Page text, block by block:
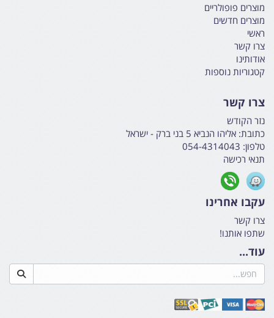
מוצרים פופולריים
מוצרים חדשים
ראשי
צרו קשר
אודותינו
קטגוריות נוספות
צרו קשר
נזר הקודש
כתובת: אליהו הנביא 5 בני ברק - ישראל
טלפון: 054-4314043
תנאי רכישה
עקבו אחרינו
צרו קשר
שתפו אותנו!
עוד...